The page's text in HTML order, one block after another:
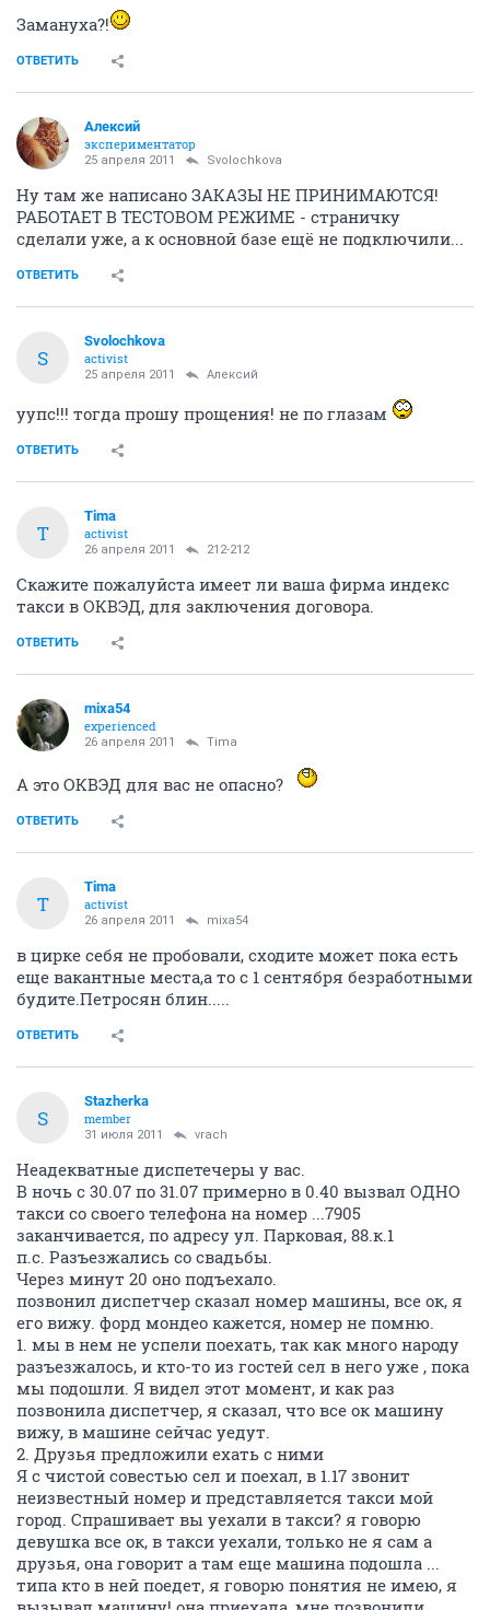
Замануха?!
ОТВЕТИТЬ
Алексий
экспериментатор
25 апреля 2011 Svolochkova
Ну там же написано ЗАКАЗЫ НЕ ПРИНИМАЮТСЯ!
РАБОТАЕТ В ТЕСТОВОМ РЕЖИМЕ - страничку
сделали уже, а к основной базе ещё не подключили...
ОТВЕТИТЬ
S
Svolochkova
activist
25 апреля 2011 Алексий
уупс!!! тогда прошу прощения! не по глазам
ОТВЕТИТЬ
T
Tima
activist
26 апреля 2011 212-212
Скажите пожалуйста имеет ли ваша фирма индекс
такси в ОКВЭД, для заключения договора.
ОТВЕТИТЬ
mixa54
experienced
26 апреля 2011 Tima
А это ОКВЭД для вас не опасно?
ОТВЕТИТЬ
T
Tima
activist
26 апреля 2011 mixa54
в цирке себя не пробовали, сходите может пока есть
еще вакантные места,а то с 1 сентября безработными
будите.Петросян блин.....
ОТВЕТИТЬ
S
Stazherka
member
31 июля 2011 vrach
Неадекватные диспетечеры у вас.
В ночь с 30.07 по 31.07 примерно в 0.40 вызвал ОДНО
такси со своего телефона на номер ...7905
заканчивается, по адресу ул. Парковая, 88.к.1
п.с. Разъезжались со свадьбы.
Через минут 20 оно подъехало.
позвонил диспетчер сказал номер машины, все ок, я
его вижу. форд мондео кажется, номер не помню.
1. мы в нем не успели поехать, так как много народу
разъезжалось, и кто-то из гостей сел в него уже , пока
мы подошли. Я видел этот момент, и как раз
позвонила диспетчер, я сказал, что все ок машину
вижу, в машине сейчас уедут.
2. Друзья предложили ехать с ними
Я с чистой совестью сел и поехал, в 1.17 звонит
неизвестный номер и представляется такси мой
город. Спрашивает вы уехали в такси? я говорю
девушка все ок, в такси уехали, только не я сам а
друзья, она говорит а там еще машина подошла ...
типа кто в ней поедет, я говорю понятия не имею, я